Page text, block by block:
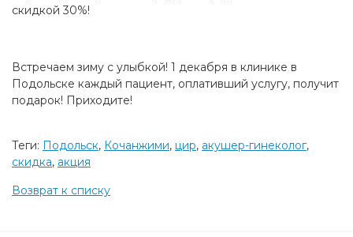
скидкой 30%!
Встречаем зиму с улыбкой! 1 декабря в клинике в
Подольске каждый пациент, оплативший услугу, получит
подарок! Приходите!
Теги: Подольск, Кочанжими, цир, акушер-гинеколог,
скидка, акция
Возврат к списку